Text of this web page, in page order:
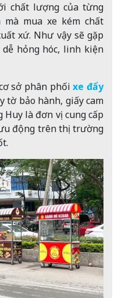
chất lượng của từng
mua xe kém chất
xứ. Như vậy sẽ gặp
hỏng hóc, linh kiện
cơ sở phân phốixe đẩy
tờ bảo hành, giấy cam
Huy là đơn vị cung cấp
động trên thị trường